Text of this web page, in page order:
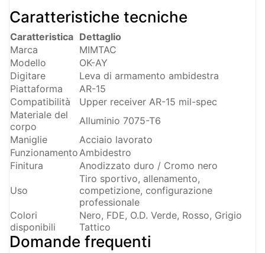
Caratteristiche tecniche
Caratteristica Dettaglio
Marca
MIMTAC
Modello
OK-AY
Digitare
Leva di armamento ambidestra
Piattaforma
AR-15
Compatibilità
Upper receiver AR-15 mil-spec
Materiale del
corpo
Alluminio 7075-T6
Maniglie
Acciaio lavorato
Funzionamento Ambidestro
Finitura
Anodizzato duro / Cromo nero
Uso
Tiro sportivo, allenamento,
competizione, configurazione
professionale
Colori
disponibili
Nero, FDE, O.D. Verde, Rosso, Grigio
Tattico
Domande frequenti